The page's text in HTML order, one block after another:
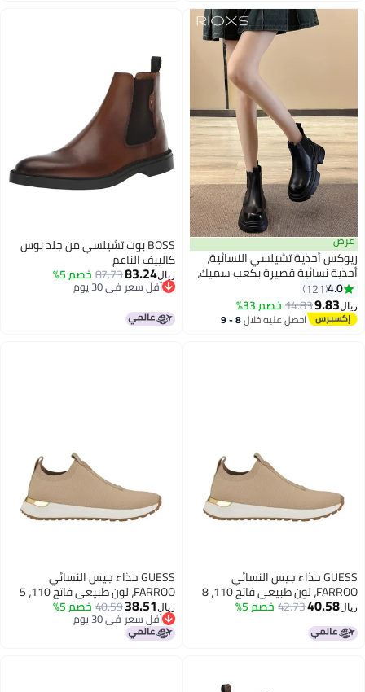
نهاية لها، أحذية نسائية أنيقة
11
عرض
ريوكس أحذية تشيلسي النسائية،
أحذية نسائية قصيرة بكعب سميك،
أحذية رعاة البقر الغربية ذات الكعب
4 سم، أحذية أنيقة للنساء ذات
مقدمة مستديرة وكعب سميك،
تلبس بأحذية قصيرة للخروج في
4.0
121
ريال9.83
14.83خصم 33%
احصل عليه خلال 8 - 9
اغسطس
BOSS بوت تشيلسي من جلد بوس
كالييف الناعم
ريال83.24
87.73خصم 5%
أقل سعر في 30 يوم
أقل سعر في 30 يوم
GUESS حذاء جيس النسائي
FARROO، لون طبيعي فاتح 110، 8
ريال40.58
42.73خصم 5%
GUESS حذاء جيس النسائي
FARROO، لون طبيعي فاتح 110، 5
ريال38.51
40.59خصم 5%
أقل سعر في 30 يوم
أقل سعر في 30 يوم